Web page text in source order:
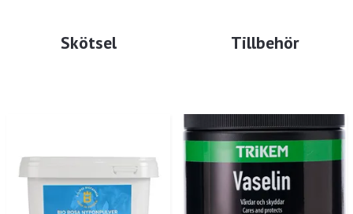
Skötsel Tillbehör